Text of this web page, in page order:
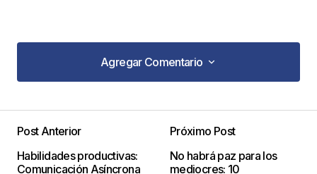
Agregar Comentario
Agregar Comentario
publicada. Los campos obligatorios están
marcados con*
Post Anterior
Habilidades productivas:
Comunicación Asíncrona
Próximo Post
No habrá paz para los
mediocres: 10